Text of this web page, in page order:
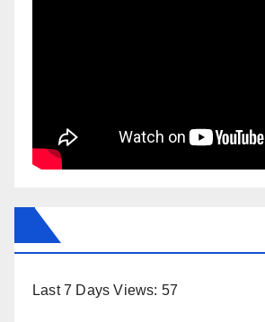
Last 7 Days Views: 57